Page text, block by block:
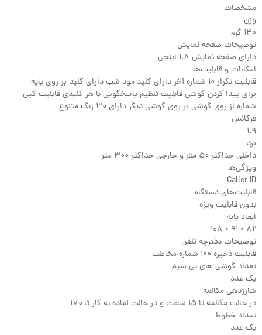
مشخصات
وزن
۱۴۰ گرم
توضیحات صفحه نمایش
دارای صفحه نمایش ۱.۸ اینچی
امکانات و قابلیت‌ها
قابلیت تکرار ۱۰ شماره آخر دارای کلید مود شب دارای کلید بر روی پایه
برای پیدا کردن گوشی قابلیت تنظیم پاسخگویی با هر کلیدی قابلیت کپی
شماره از روی گوشی بر روی گوشی دیگر دارای ۳۰ زنگ متنوع
فرکانس
۱.۹
برد
داخلی حداکثر ۵۰ متر و خارجی حداکثر ۳۰۰ متر
ویژگی‌ها
Caller ID
قابلیت‌های دستگاه
بدون قابلیت ویژه
ابعاد پایه
۸۲ × ۹۱ × ۱۰۸
توضیحات دفترچه تلفن
قابلیت ذخیره ۱۰۰ شماره مخاطب
تعداد گوشی های بی سیم
یک عدد
شارژدهی مکالمه
در حالت مکالمه تا ۱۵ ساعت و در حالت آماده به کار تا ۱۷۰
تعداد خطوط
یک عدد